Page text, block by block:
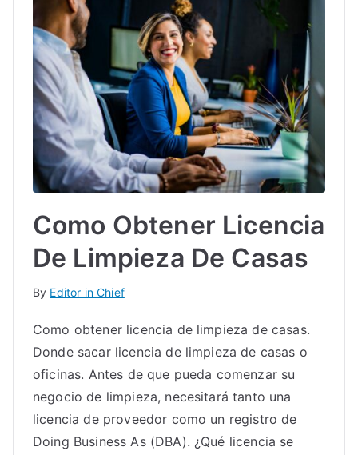
Como Obtener Licencia
De Limpieza De Casas
By Editor in Chief
Como obtener licencia de limpieza de casas.
Donde sacar licencia de limpieza de casas o
oficinas. Antes de que pueda comenzar su
negocio de limpieza, necesitará tanto una
licencia de proveedor como un registro de
Doing Business As (DBA). ¿Qué licencia se